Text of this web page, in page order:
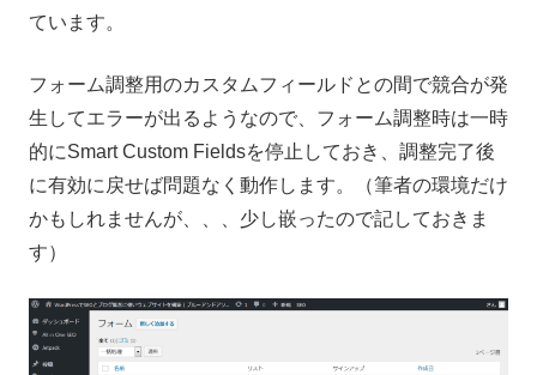
ています。
フォーム調整用のカスタムフィールドとの間で競合が発
生してエラーが出るようなので、フォーム調整時は一時
的にSmart Custom Fieldsを停止しておき、調整完了後
に有効に戻せば問題なく動作します。（筆者の環境だけ
かもしれませんが、、、少し嵌ったので記しておきま
す）